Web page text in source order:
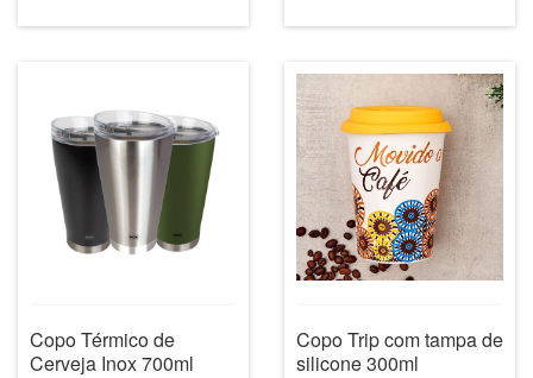
Copo Térmico de
Cerveja Inox 700ml
Copo Trip com tampa de
silicone 300ml